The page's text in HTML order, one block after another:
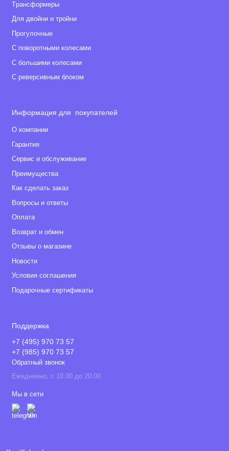
Tрансформеры
Для двойни и тройни
Прогулочные
С поворотными колесами
С большими колесами
С реверсивным блоком
Информация для покупателей
О компании
Гарантия
Сервис и обслуживание
Преимущества
Как сделать заказ
Вопросы и ответы
Оплата
Возврат и обмен
Отзывы о магазине
Новости
Условия соглашения
Подарочные сертификаты
Поддержка
+7 (495) 970 73 57
+7 (985) 970 73 57
Обратный звонок
Ежедневно, с 10.00 до 20.00
Мы в сети